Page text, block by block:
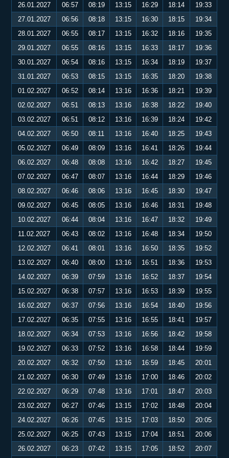
26.01.2027
06:57 08:19 13:15 16:29 18:14
19:33
27.01.2027
06:56 08:18 13:15 16:30 18:15
19:34
28.01.2027
06:55 08:17 13:15 16:32 18:16
19:35
29.01.2027
06:55 08:16 13:15 16:33 18:17
19:36
30.01.2027
06:54 08:16 13:15 16:34 18:19
19:37
31.01.2027
06:53 08:15 13:15 16:35 18:20
19:38
01.02.2027
06:52 08:14 13:16 16:36 18:21
19:39
02.02.2027
06:51 08:13 13:16 16:38 18:22
19:40
03.02.2027
06:51 08:12 13:16 16:39 18:24
19:42
04.02.2027
06:50 08:11 13:16 16:40 18:25
19:43
05.02.2027
06:49 08:09 13:16 16:41 18:26
19:44
06.02.2027
06:48 08:08 13:16 16:42 18:27
19:45
07.02.2027
06:47 08:07 13:16 16:44 18:29
19:46
08.02.2027
06:46 08:06 13:16 16:45 18:30
19:47
09.02.2027
06:45 08:05 13:16 16:46 18:31
19:48
10.02.2027
06:44 08:04 13:16 16:47 18:32
19:49
11.02.2027
06:43 08:02 13:16 16:48 18:34
19:50
12.02.2027
06:41 08:01 13:16 16:50 18:35
19:52
13.02.2027
06:40 08:00 13:16 16:51 18:36
19:53
14.02.2027
06:39 07:59 13:16 16:52 18:37
19:54
15.02.2027
06:38 07:57 13:16 16:53 18:39
19:55
16.02.2027
06:37 07:56 13:16 16:54 18:40
19:56
17.02.2027
06:35 07:55 13:16 16:55 18:41
19:57
18.02.2027
06:34 07:53 13:16 16:56 18:42
19:58
19.02.2027
06:33 07:52 13:16 16:58 18:44
19:59
20.02.2027
06:32 07:50 13:16 16:59 18:45
20:01
21.02.2027
06:30 07:49 13:16 17:00 18:46
20:02
22.02.2027
06:29 07:48 13:16 17:01 18:47
20:03
23.02.2027
06:27 07:46 13:15 17:02 18:48
20:04
24.02.2027
06:26 07:45 13:15 17:03 18:50
20:05
25.02.2027
06:25 07:43 13:15 17:04 18:51
20:06
26.02.2027
06:23 07:42 13:15 17:05 18:52
20:07